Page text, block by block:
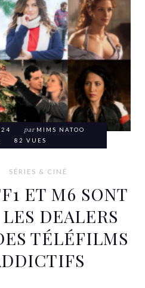
par MIMS NATOO
82 VUES
SÉRIES & CINÉ
ET M6 SONT
DEALERS
TÉLÉFILMS